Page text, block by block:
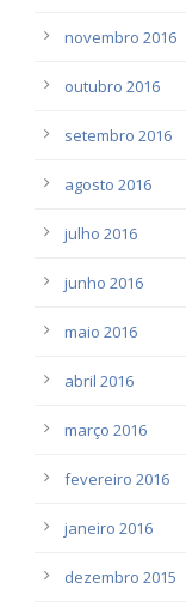
novembro 2016
outubro 2016
setembro 2016
agosto 2016
julho 2016
junho 2016
maio 2016
abril 2016
março 2016
fevereiro 2016
janeiro 2016
dezembro 2015